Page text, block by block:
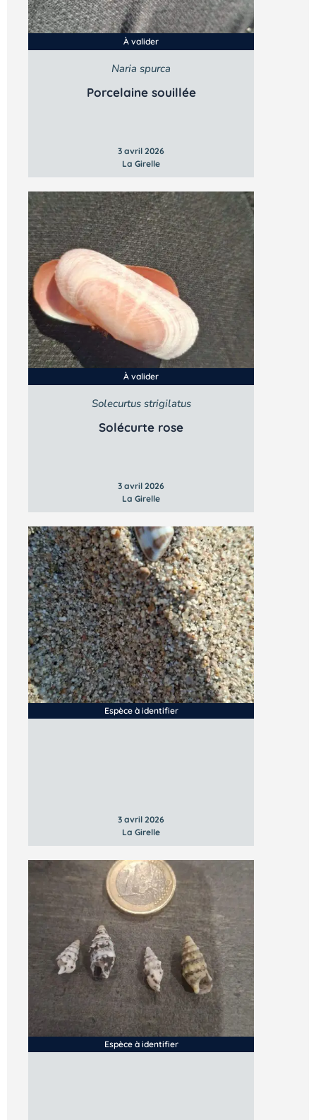
À valider
Naria spurca
Porcelaine souillée
3 avril 2026
La Girelle
À valider
Solecurtus strigilatus
Solécurte rose
3 avril 2026
La Girelle
Espèce à identifier
3 avril 2026
La Girelle
Espèce à identifier